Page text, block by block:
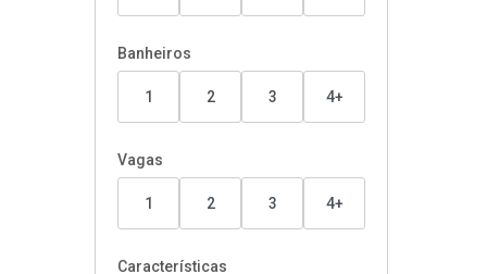
Banheiros
1 2 3 4+
Vagas
1 2 3 4+
Características